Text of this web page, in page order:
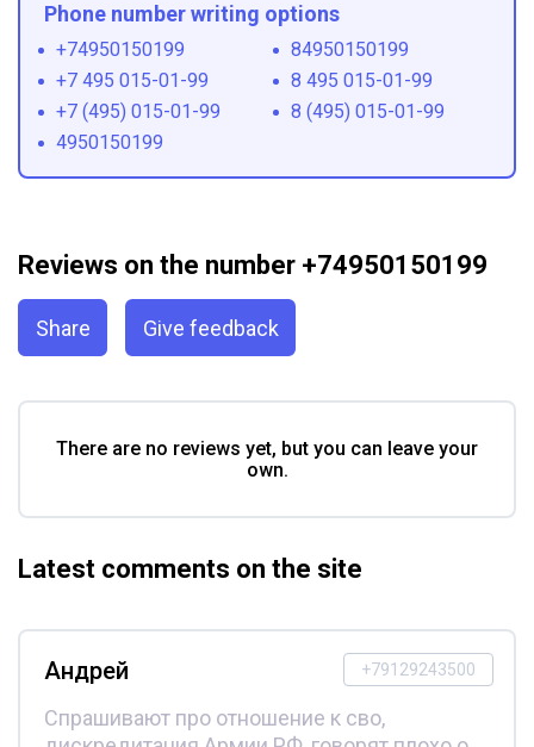
Phone number writing options
+74950150199
84950150199
+7 495 015-01-99
8 495 015-01-99
+7 (495) 015-01-99
8 (495) 015-01-99
4950150199
Reviews on the number +74950150199
Share Give feedback
There are no reviews yet, but you can leave your
own.
Latest comments on the site
+79129243500
Андрей
Спрашивают про отношение к сво,